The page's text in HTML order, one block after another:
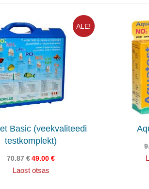
ALE!
Basic (veekvaliteedi
testkomplekt)
70.87€49.00€
Laost otsas